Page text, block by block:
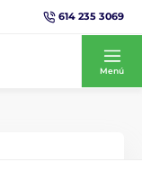
614 235 3069
Menú